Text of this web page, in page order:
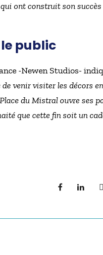
ont construit son
public
-Newen Studios-
venir visiter les décors
du Mistral ouvre ses
que cette fin soit un